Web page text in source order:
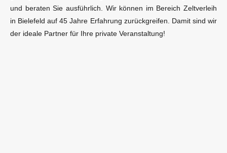
und beraten Sie ausführlich. Wir können im Bereich Zeltverleih
in Bielefeld auf 45 Jahre Erfahrung zurückgreifen. Damit sind wir
der ideale Partner für Ihre private Veranstaltung!